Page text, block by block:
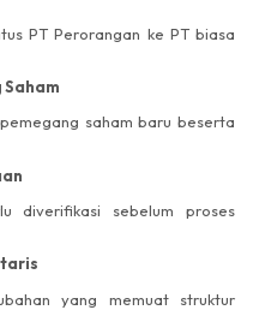
PT Perorangan ke PT biasa
Saham
saham baru beserta
diverifikasi sebelum proses
yang memuat struktur